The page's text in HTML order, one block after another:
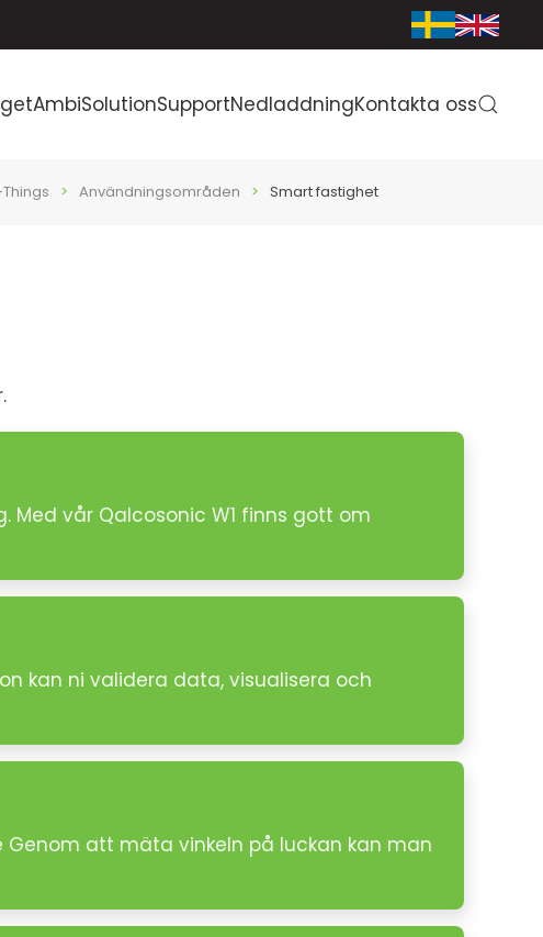
AmbiSolutionSupportNedladdningKontakta oss
Användningsområden Smart fastighet
Med vår Qalcosonic W1 finns gott om
kan ni validera data, visualisera och
att mäta vinkeln på luckan kan man